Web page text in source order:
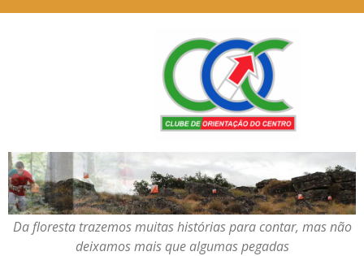
COC – CLUBE DE
ORIENTAÇÃO DO
CENTRO
Da floresta trazemos
muitas histórias para
contar, mas não deixamos
mais que algumas
pegadas
Da floresta trazemos muitas histórias para contar, mas não
deixamos mais que algumas pegadas